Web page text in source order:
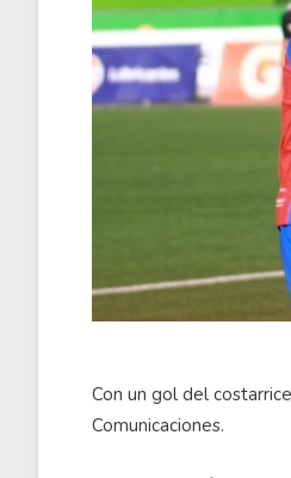
Con un gol del
Comunicaciones.